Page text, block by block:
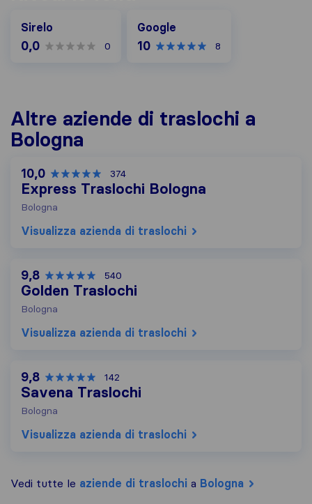
Sirelo
0,0 0
Google
10 8
Altre aziende di traslochi a
Bologna
10,0 374
Express Traslochi Bologna
Bologna
Visualizza azienda di traslochi
9,8 540
Golden Traslochi
Bologna
Visualizza azienda di traslochi
9,8 142
Savena Traslochi
Bologna
Visualizza azienda di traslochi
Vedi tutte le aziende di traslochi a Bologna